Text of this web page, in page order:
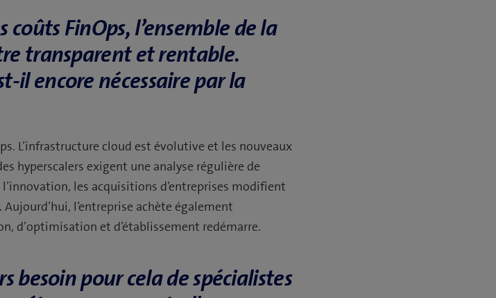
FinOps, l’ensemble de la
transparent et rentable.
il encore nécessaire par la
L’infrastructure cloud est évolutive et les nouveaux
hyperscalers exigent une analyse régulière de
les acquisitions d’entreprises modifient
l’entreprise achète également
d’optimisation et d’établissement redémarre.
besoin pour cela de spécialistes